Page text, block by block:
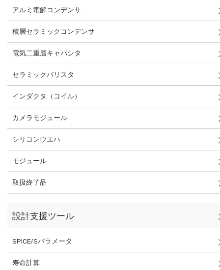
アルミ電解コンデンサ
積層セラミックコンデンサ
電気二重層キャパシタ
セラミックバリスタ
インダクタ（コイル）
カメラモジュール
シリコンウエハ
モジュール
取扱終了品
設計支援ツール
SPICE/Sパラメータ
寿命計算